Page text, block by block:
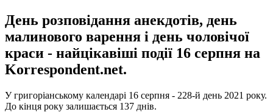
День розповідання анекдотів, день
малинового варення і день чоловічої
краси - найцікавіші події 16 серпня на
Korrespondent.net.
У григоріанському календарі 16 серпня - 228-й день 2021 року.
До кінця року залишається 137 днів.